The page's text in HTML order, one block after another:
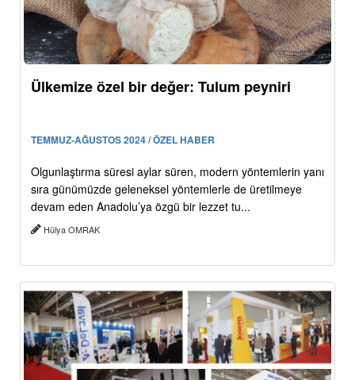
Ülkemize özel bir değer: Tulum peyniri
TEMMUZ-AĞUSTOS 2024 / ÖZEL HABER
Olgunlaştırma süresi aylar süren, modern yöntemlerin yanı
sıra günümüzde geleneksel yöntemlerle de üretilmeye
devam eden Anadolu’ya özgü bir lezzet tu...
Hülya OMRAK